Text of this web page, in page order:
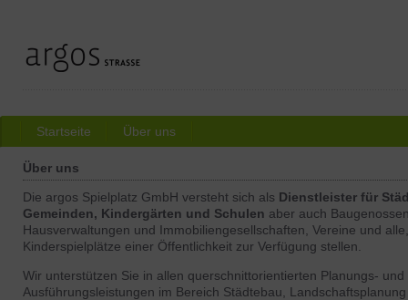
Startseite Über uns
Über uns
Die argos Spielplatz GmbH versteht sich als Dienstleister für
Gemeinden, Kindergärten und Schulen aber auch
Hausverwaltungen und Immobiliengesellschaften, Vereine und
Kinderspielplätze einer Öffentlichkeit zur Verfügung stellen.
Wir unterstützen Sie in allen querschnittorientierten Planungs- und
Ausführungsleistungen im Bereich Städtebau,